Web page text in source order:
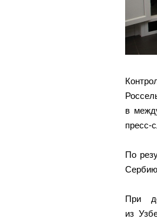
в
пресс-
По
При
из